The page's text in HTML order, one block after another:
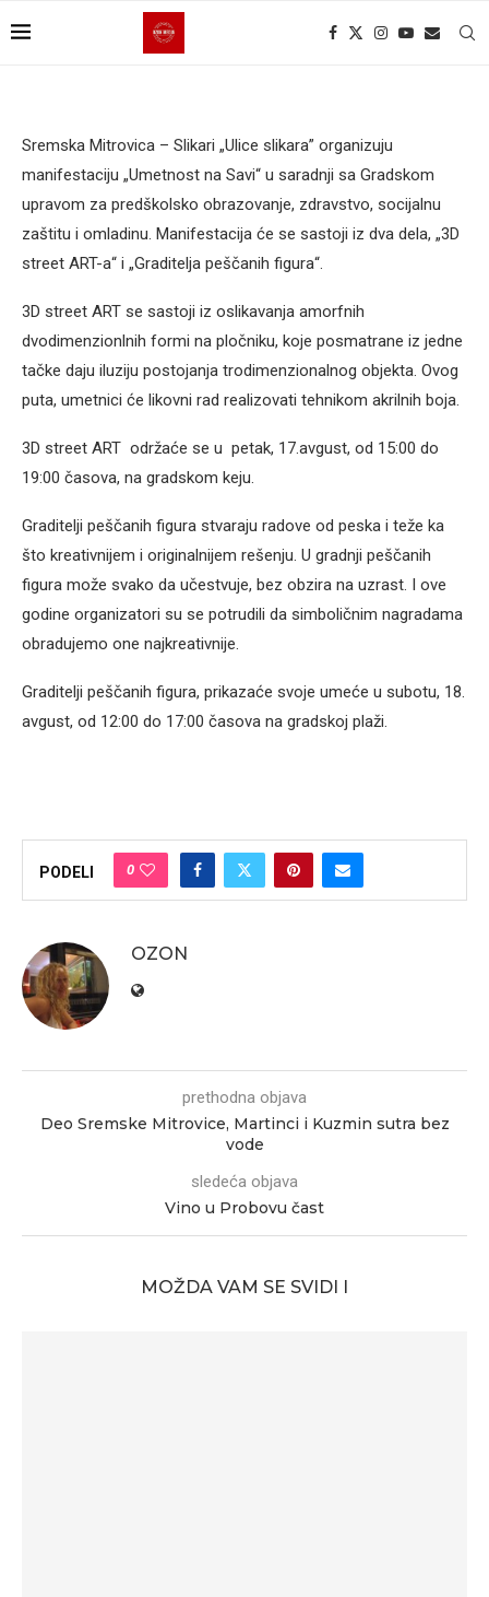
Sremska Mitrovica – Slikari „Ulice slikara” organizuju
manifestaciju „Umetnost na Savi“ u saradnji sa Gradskom
upravom za predškolsko obrazovanje, zdravstvo, socijalnu
zaštitu i omladinu. Manifestacija će se sastoji iz dva dela, „3D
street ART-a“ i „Graditelja peščanih figura“.
3D street ART se sastoji iz oslikavanja amorfnih
dvodimenzionlnih formi na pločniku, koje posmatrane iz jedne
tačke daju iluziju postojanja trodimenzionalnog objekta. Ovog
puta, umetnici će likovni rad realizovati tehnikom akrilnih boja.
3D street ART održaće se u petak, 17.avgust, od 15:00 do
19:00 časova, na gradskom keju.
Graditelji peščanih figura stvaraju radove od peska i teže ka
što kreativnijem i originalnijem rešenju. U gradnji peščanih
figura može svako da učestvuje, bez obzira na uzrast. I ove
godine organizatori su se potrudili da simboličnim nagradama
obradujemo one najkreativnije.
Graditelji peščanih figura, prikazaće svoje umeće u subotu, 18.
avgust, od 12:00 do 17:00 časova na gradskoj plaži.
PODELI 0
OZON
prethodna objava
Deo Sremske Mitrovice, Martinci i Kuzmin sutra bez
vode
sledeća objava
Vino u Probovu čast
MOŽDA VAM SE SVIDI I